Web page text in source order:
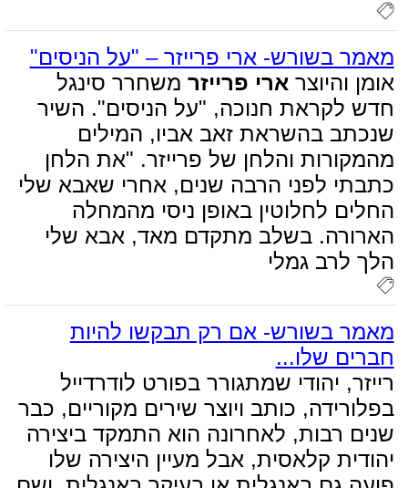
מאמר בשורש- ארי פרייזר – "על הניסים"
אומן והיוצרארי פרייזר משחרר סינגל
חדש לקראת חנוכה, "על הניסים". השיר
שנכתב בהשראת זאב אביו, המילים
מהמקורות והלחן של פרייזר. "את הלחן
כתבתי לפני הרבה שנים, אחרי שאבא שלי
החלים לחלוטין באופן ניסי מהמחלה
הארורה. בשלב מתקדם מאד, אבא שלי
הלך לרב גמלי
מאמר בשורש- אם רק תבקשו להיות
חברים שלו...
רייזר, יהודי שמתגורר בפורט לודרדייל
בפלורידה, כותב ויוצר שירים מקוריים, כבר
שנים רבות, לאחרונה הוא התמקד ביצירה
יהודית קלאסית, אבל מעיין היצירה שלו